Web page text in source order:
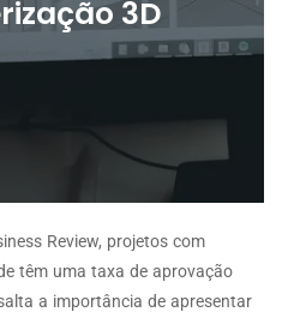
3D
Review, projetos com
têm uma taxa de aprovação
a importância de apresentar